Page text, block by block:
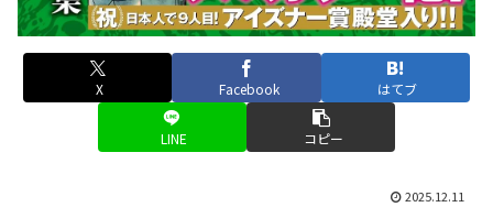
X Facebook はてブ
LINE コピー
2025.12.11